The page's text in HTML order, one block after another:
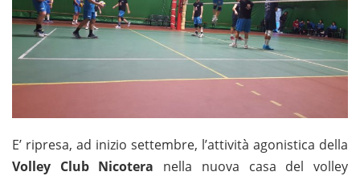
E’ ripresa, ad inizio settembre, l’attività agonistica della
Volley Club Nicotera nella nuova casa del volley